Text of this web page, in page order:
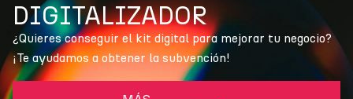
DIGITALIZADOR
¿Quieres conseguir el kit digital para mejorar tu negocio?
¡Te ayudamos a obtener la subvención!